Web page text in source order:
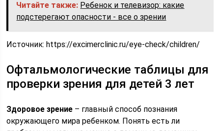
Читайте также: Ребенок и телевизор: какие
подстерегают опасности - все о зрении
Источник:https://excimerclinic.ru/eye-check/children/
Офтальмологические таблицы для
проверки зрения для детей 3 лет
Здоровое зрение – главный способ познания
окружающего мира ребенком. Понять есть ли